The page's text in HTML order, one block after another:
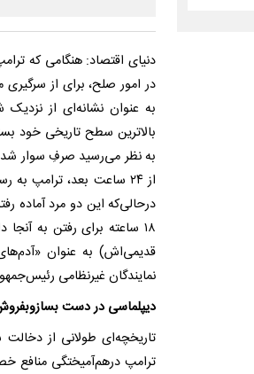
دنیای اقتصاد: هنگامی که
در امور صلح، برای از
به عنوان نشانه‌ای از
بالاترین سطح تاریخی خود
به نظر می‌رسید صرفِ سوار شدن
از ۲۴ ساعت بعد، ترامپ
درحالی‌که این دو مرد آماده
۱۸ ساعته برای رفتن به
قدیمی‌اش) به عنوان
نمایندگان غیرنظامی
دیپلماسی در دست
تاریخچه‌ای طولانی از دخالت
ترامپ درهم‌آمیختگی منافع